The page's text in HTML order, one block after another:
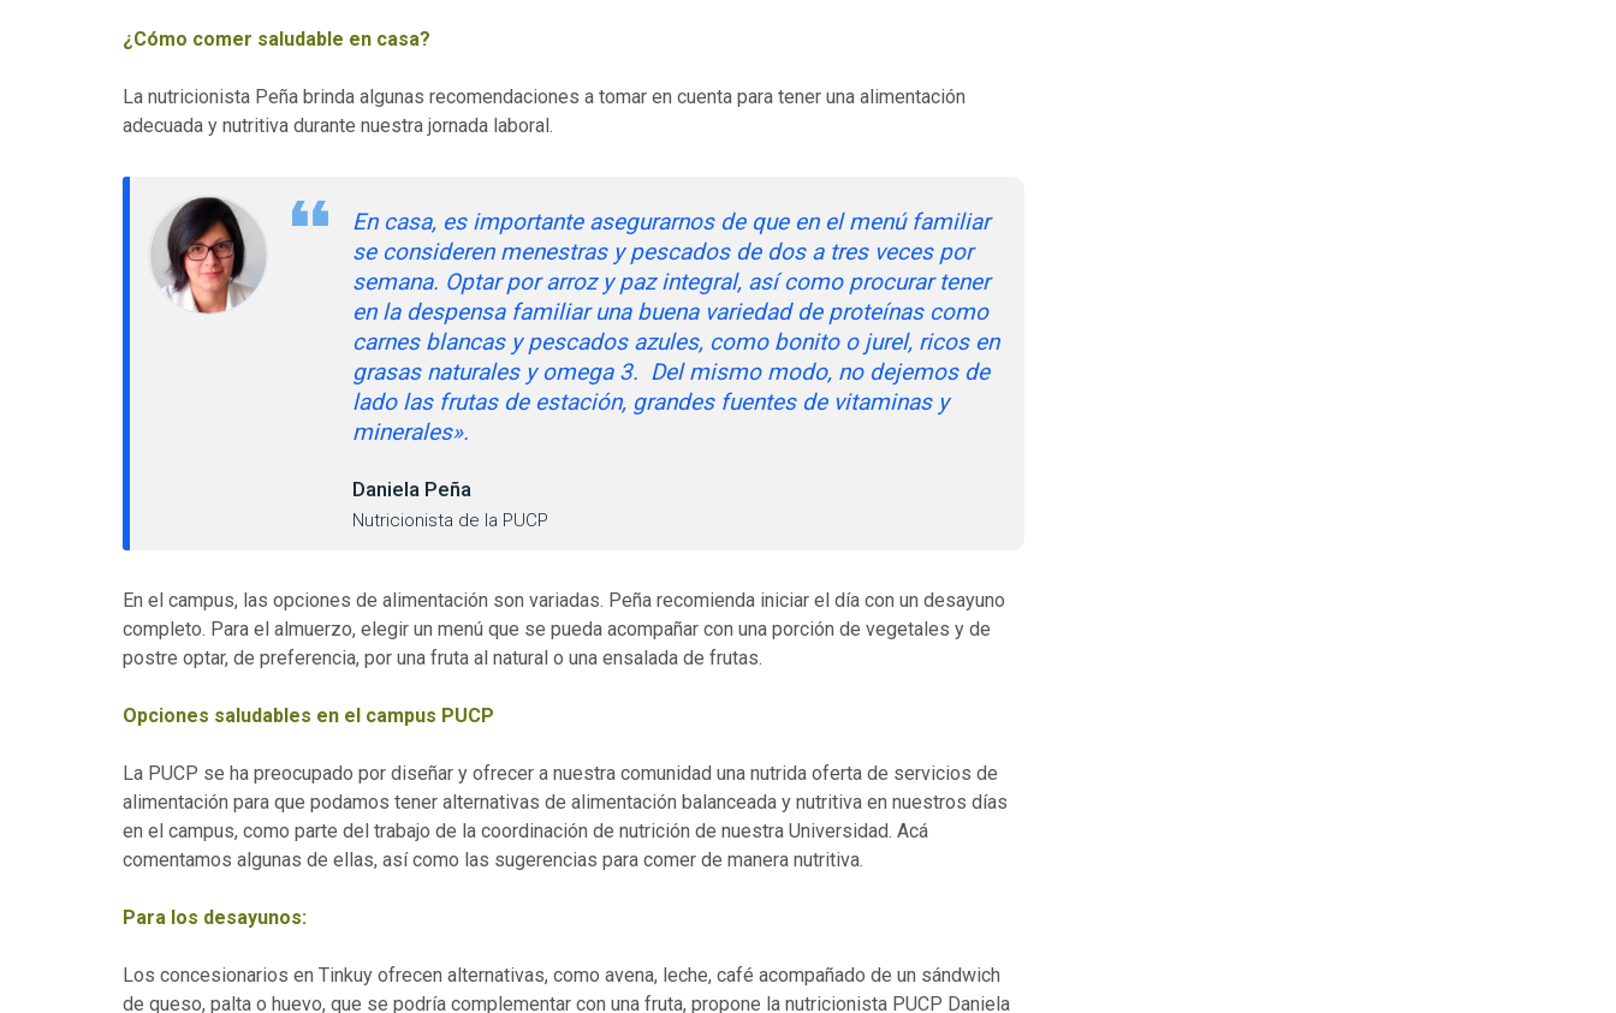
¿Cómo comer saludable en casa?
La nutricionista Peña brinda algunas recomendaciones a tomar en cuenta para tener una alimentación
adecuada y nutritiva durante nuestra jornada laboral.
En casa, es importante asegurarnos de que en el menú familiar
se consideren menestras y pescados de dos a tres veces por
semana. Optar por arroz y paz integral, así como procurar tener
en la despensa familiar una buena variedad de proteínas como
carnes blancas y pescados azules, como bonito o jurel, ricos en
grasas naturales y omega 3. Del mismo modo, no dejemos de
lado las frutas de estación, grandes fuentes de vitaminas y
minerales».
Daniela Peña
Nutricionista de la PUCP
En el campus, las opciones de alimentación son variadas. Peña recomienda iniciar el día con un desayuno
completo. Para el almuerzo, elegir un menú que se pueda acompañar con una porción de vegetales y de
postre optar, de preferencia, por una fruta al natural o una ensalada de frutas.
Opciones saludables en el campus PUCP
La PUCP se ha preocupado por diseñar y ofrecer a nuestra comunidad una nutrida oferta de servicios de
alimentación para que podamos tener alternativas de alimentación balanceada y nutritiva en nuestros días
en el campus, como parte del trabajo de la coordinación de nutrición de nuestra Universidad. Acá
comentamos algunas de ellas, así como las sugerencias para comer de manera nutritiva.
Para los desayunos:
Los concesionarios en Tinkuy ofrecen alternativas, como avena, leche, café acompañado de un sándwich
de queso, palta o huevo, que se podría complementar con una fruta, propone la nutricionista PUCP Daniela